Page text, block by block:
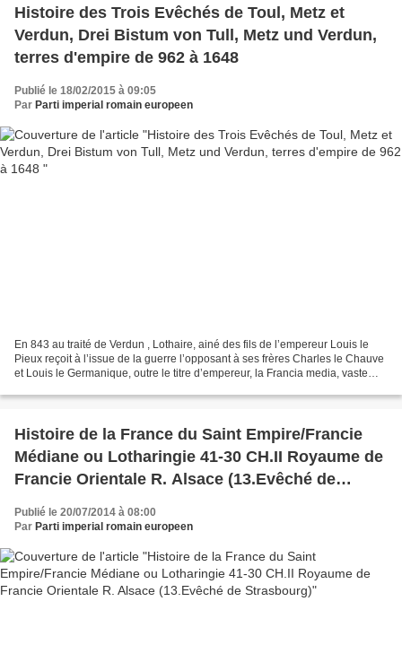
Histoire des Trois Evêchés de Toul, Metz et
Verdun, Drei Bistum von Tull, Metz und Verdun,
terres d'empire de 962 à 1648
Publié le 18/02/2015 à 09:05
Par Parti imperial romain europeen
En 843 au traité de Verdun , Lothaire, ainé des fils de l’empereur Louis le
Pieux reçoit à l’issue de la guerre l’opposant à ses frères Charles le Chauve
et Louis le Germanique, outre le titre d’empereur, la Francia media, vaste
Histoire de la France du Saint Empire/Francie
Médiane ou Lotharingie 41-30 CH.II Royaume de
Francie Orientale R. Alsace (13.Evêché de
Strasbourg)
Publié le 20/07/2014 à 08:00
Par Parti imperial romain europeen